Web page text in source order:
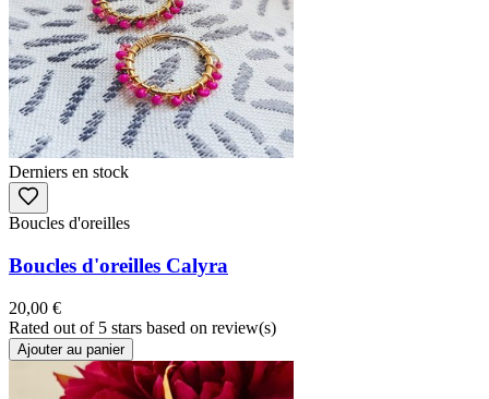
Derniers en stock
Boucles d'oreilles
Boucles d'oreilles Calyra
20,00 €
Rated out of 5 stars based on review(s)
Ajouter au panier